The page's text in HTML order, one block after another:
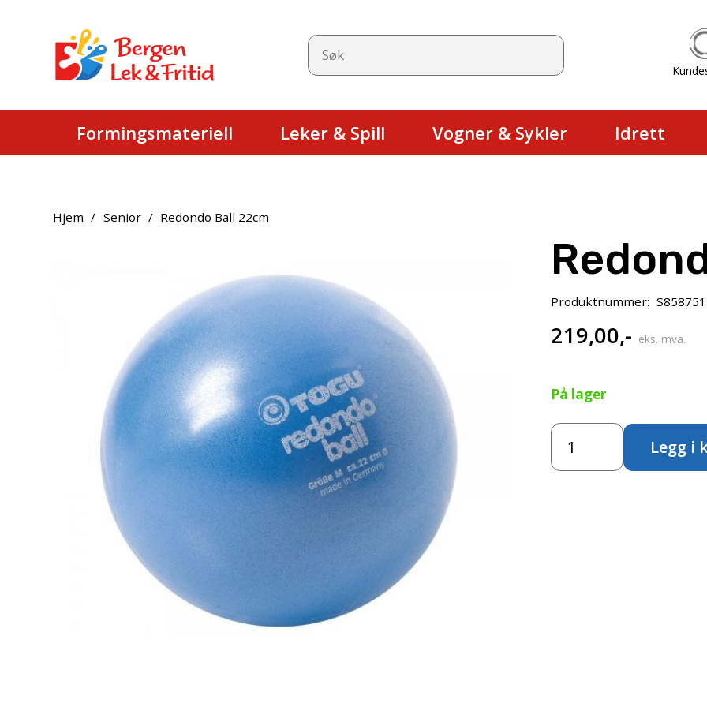
Formingsmateriell Leker & Spill Vogner & Sykler Idrett
Hjem / Senior / Redondo Ball 22cm
Produktnummer: S858751
219,00,- eks. mva.
På lager
Redondo
Ball
22cm
Legg i